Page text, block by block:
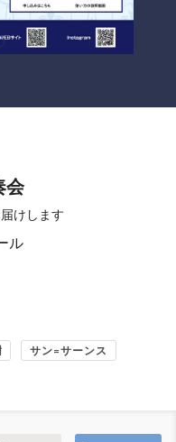
会
けします
ル
サン=サーンス